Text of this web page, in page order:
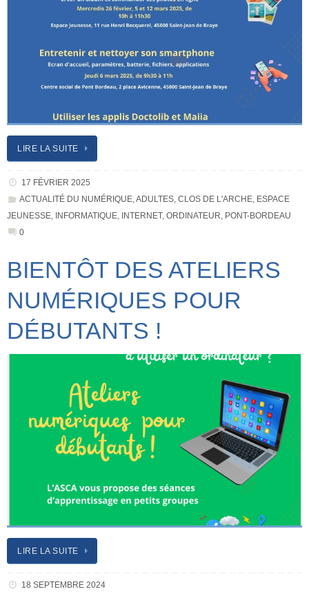
LIRE LA SUITE
17 FÉVRIER 2025
ACTUALITÉ DU NUMÉRIQUE, ADULTES, CLOS DE L'ARCHE, ESPACE
JEUNESSE INFORMATIQUE INTERNET, ORDINATEUR PONT-BORDEAU
0
BIENTÔT DES ATELIERS
NUMÉRIQUES POUR
DÉBUTANTS !
LIRE LA SUITE
18 SEPTEMBRE 2024